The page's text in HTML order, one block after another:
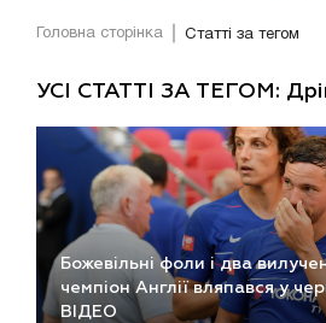
Головна сторінка Статті за тегом
УСІ СТАТТІ ЗА ТЕГОМ:
Божевільні фоли і два
чемпіон Англії вляпався у
ВІДЕО